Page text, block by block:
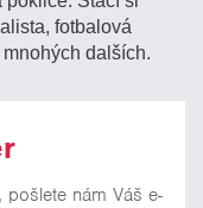
fotbalová
dalších.
nám Váš e-